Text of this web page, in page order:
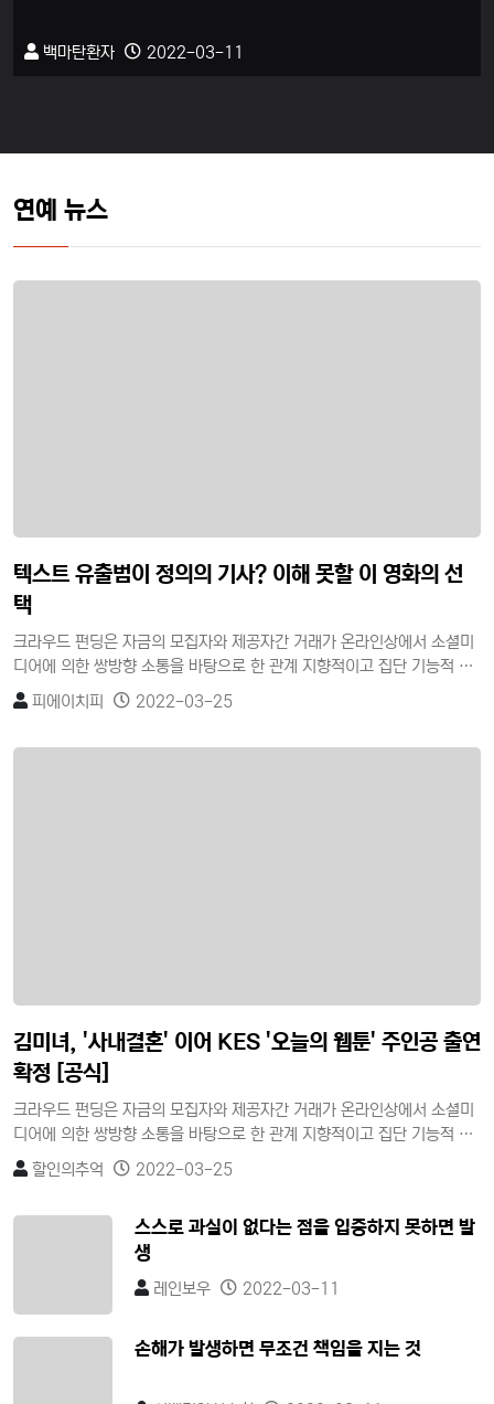
백마탄환자 2022-03-11
연예 뉴스
텍스트 유출범이 정의의 기사? 이해 못할 이 영화의 선
택
크라우드 펀딩은 자금의 모집자와 제공자간 거래가 온라인상에서 소셜미
디어에 의한 쌍방향 소통을 바탕으로 한 관계 지향적이고 집단 기능적 속
성을 가진 소셜펀딩이다. 자금제공자의 이익추구 목적에 따라 투자형과
비투자형으로 구분할 수 있으며, 비투자형은 단순한 기부를 목적으로 하
피에이치피 2022-03-25
김미녀, '사내결혼' 이어 KES '오늘의 웹툰' 주인공 출연
확정 [공식]
크라우드 펀딩은 자금의 모집자와 제공자간 거래가 온라인상에서 소셜미
디어에 의한 쌍방향 소통을 바탕으로 한 관계 지향적이고 집단 기능적 속
성을 가진 소셜펀딩이다. 자금제공자의 이익추구 목적에 따라 투자형과
비투자형으로 구분할 수 있으며, 비투자형은 단순한 기부를 목적으로 하
자형은 개인 간의 대출형(lending)과 증권을 매개로 한 지분투자형
할인의추억 2022-03-25
스스로 과실이 없다는 점을 입증하지 못하면 발
생
레인보우 2022-03-11
손해가 발생하면 무조건 책임을 지는 것